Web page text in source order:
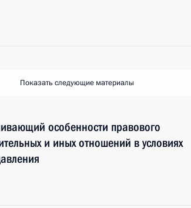
Показать следующие материалы
особенности правового
и иных отношений в условиях